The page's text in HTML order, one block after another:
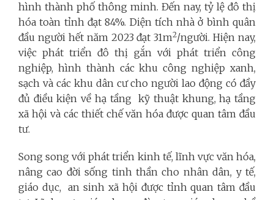
hình thành phố thông minh. Đến nay, tỷ lệ đô thị
hóa toàn tỉnh đạt 84%. Diện tích nhà ở bình quân
đầu người hết năm 2023 đạt 31m2/người. Hiện nay,
việc phát triển đô thị gắn với phát triển công
nghiệp, hình thành các khu công nghiệp xanh,
sạch và các khu dân cư cho người lao động có đầy
đủ điều kiện về hạ tầng kỹ thuật khung, hạ tầng
xã hội và các thiết chế văn hóa được quan tâm đầu
tư.
Song song với phát triển kinh tế, lĩnh vực văn hóa,
nâng cao đời sống tinh thần cho nhân dân, y tế,
giáo dục, an sinh xã hội được tỉnh quan tâm đầu